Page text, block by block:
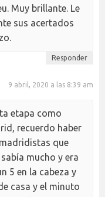
Muy brillante. Le
sus acertados
Responder
9 abril, 2020 a las 8:39 am
etapa como
recuerdo haber
que
mucho y era
5 en la cabeza y
casa y el minuto